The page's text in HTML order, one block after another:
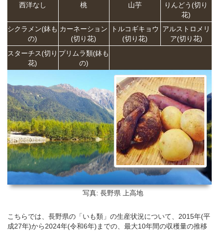
西洋なし
桃 山芋
りんどう(切り
花)
シクラメン(鉢も
の)
カーネーション
(切り花)
トルコギキョウ
(切り花)
アルストロメリ
ア(切り花)
スターチス(切り
花)
プリムラ類(鉢も
の)
写真: 長野県 上高地
こちらでは、長野県の「いも類」の生産状況について、2015年(平
成27年)から2024年(令和6年)までの、最大10年間の収穫量の推移